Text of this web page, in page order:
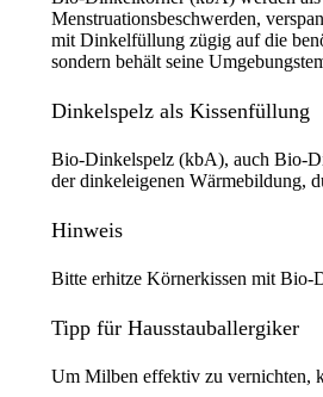
Menstruationsbeschwerden,
mit Dinkelfüllung zügig auf die
sondern behält seine
Dinkelspelz als Kissenfüllung
Bio-Dinkelspelz (kbA), auch Bio-
der dinkeleigenen Wärmebildung,
Hinweis
Bitte erhitze Körnerkissen mit Bio-
Tipp für Hausstauballergiker
Um Milben effektiv zu vernichten,